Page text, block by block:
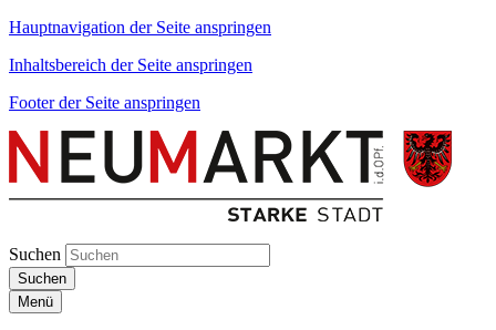
Hauptnavigation der Seite anspringen
Inhaltsbereich der Seite anspringen
Footer der Seite anspringen
Suchen
Suchen
Menü